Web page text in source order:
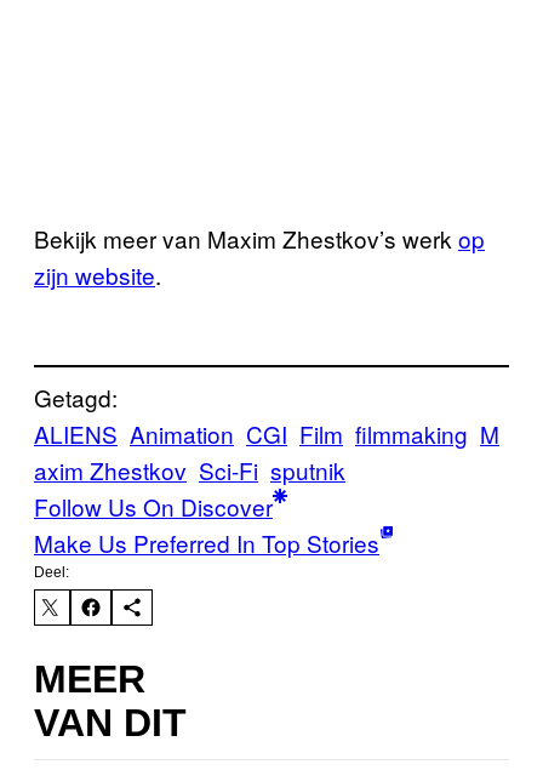
Bekijk meer van Maxim Zhestkov’s werk op
zijn website.
Getagd:
ALIENS Animation CGI Film filmmaking M
axim Zhestkov Sci-Fi sputnik
Follow Us On Discover
Make Us Preferred In Top Stories
Deel:
MEER
VAN DIT